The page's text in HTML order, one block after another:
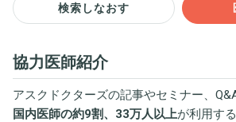
検索しなおす
協力医師紹介
アスクドクターズの記事やセミナー、
国内医師の約9割、33万人以上が利用す